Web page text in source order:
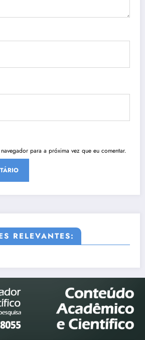
para a próxima vez que eu comentar.
RELEVANTES: